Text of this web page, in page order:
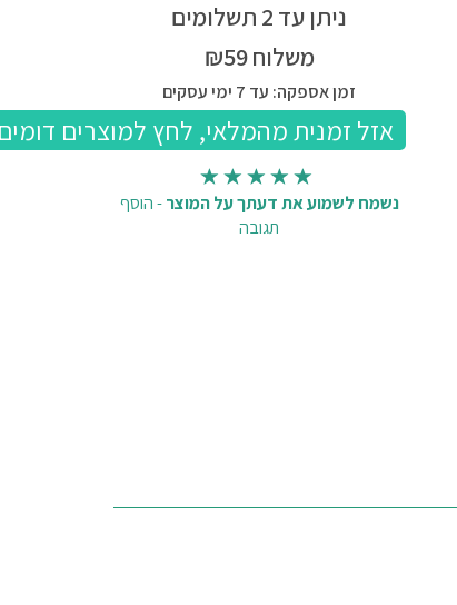
ניתן עד 2 תשלומים
משלוח ₪59
זמן אספקה: עד 7 ימי עסקים
נשמח לשמוע את דעתך על המוצר-הוסף
תגובה